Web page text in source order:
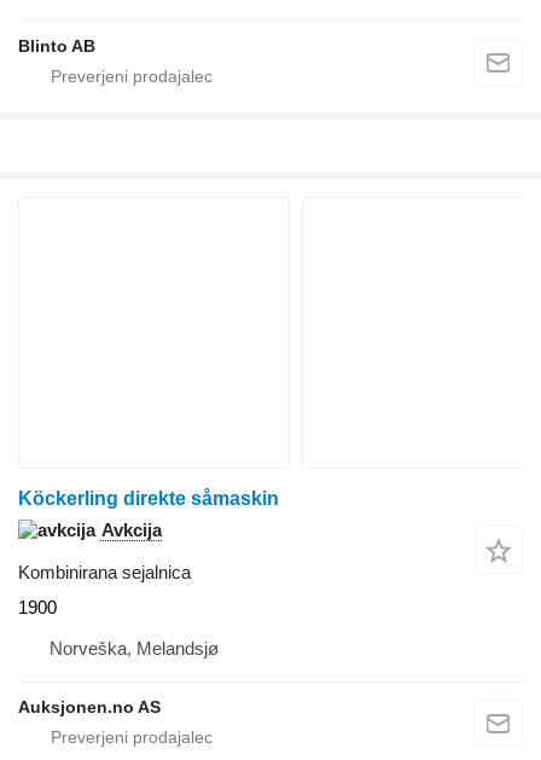
Blinto AB
Köckerling direkte såmaskin
Avkcija
Kombinirana sejalnica
1900
Norveška, Melandsjø
Auksjonen.no AS